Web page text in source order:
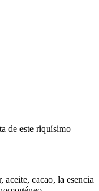
de este riquísimo
cacao, la esencia